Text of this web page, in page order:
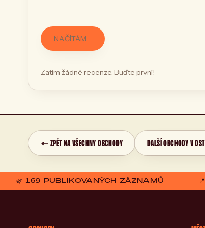
NAČÍTÁM…
Zatím žádné recenze. Buďte první!
← ZPĚT NA VŠECHNY OBCHODY DALŠÍ OBCHODY V
🌿 169 PUBLIKOVANÝCH ZÁZNAMŮ